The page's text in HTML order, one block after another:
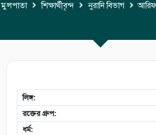
মুলপাতা শিক্ষার্থীবৃন্দ নুরানি বিভাগ
লিঙ্গ:
রক্তের গ্রুপ:
ধর্ম: